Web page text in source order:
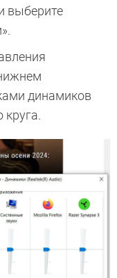
выберите
динамиков
круга.